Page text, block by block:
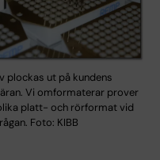
plockas ut på kundens
Vi omformaterar prover
platt- och rörformat vid
Foto: KIBB